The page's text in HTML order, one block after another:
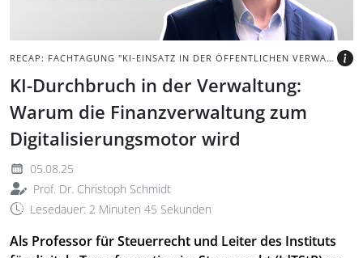
RECAP: FACHTAGUNG "KI-EINSATZ IN DER ÖFFENTLICHEN VERWALTUNG"
KI-Durchbruch in der Verwaltung:
Warum die Finanzverwaltung zum
Digitalisierungsmotor wird
05.08.25
Prof. Dr. Christoph Schmidt
Lesedauer: 2 Minuten 45 Sekunden
Als Professor für Steuerrecht und Leiter des Instituts